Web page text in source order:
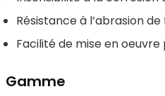
Résistance à l’abrasion
Facilité de mise en
Gamme